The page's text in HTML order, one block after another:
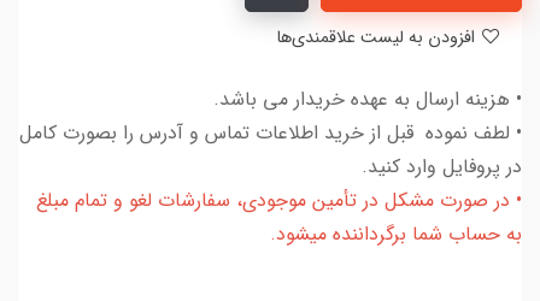
• هزینه ارسال به عهده خریدار می باشد.
• لطف نموده قبل از خرید اطلاعات تماس و آدرس را بصورت کامل
در پروفایل وارد کنید.
• در صورت مشکل در تأمین موجودی، سفارشات لغو و تمام مبلغ
به حساب شما برگرداننده میشود.